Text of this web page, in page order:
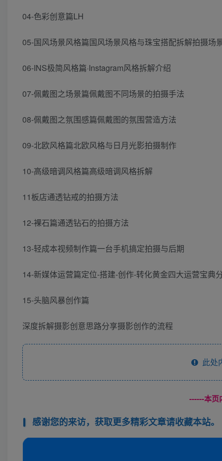
04-色彩创意篇LH
05-国风场景风格篇国风场景风格与珠宝搭配拆解拍摄场
06-INS极简风格篇·Instagram风格拆解介绍
07-佩戴图之场景篇佩戴图不同场景的拍摄手法
08-佩戴图之氛围感篇佩戴图的氛围营造方法
09-北欧风格篇北欧风格与日月光影拍摄制作
10-高级暗调风格篇高级暗调风格拆解
11板店通透钻戒的拍摄方法
12-裸石篇通透钻石的拍摄方法
13-轻成本视频制作篇一台手机搞定拍摄与后期
14-新媒体运营篇定位-搭建-创作-转化黄金四大运营宝典
15-头脑风暴创作篇
深度拆解摄影创意思路分享摄影创作的流程
此处
------本页
感谢您的来访，获取更多精彩文章请收藏本站。